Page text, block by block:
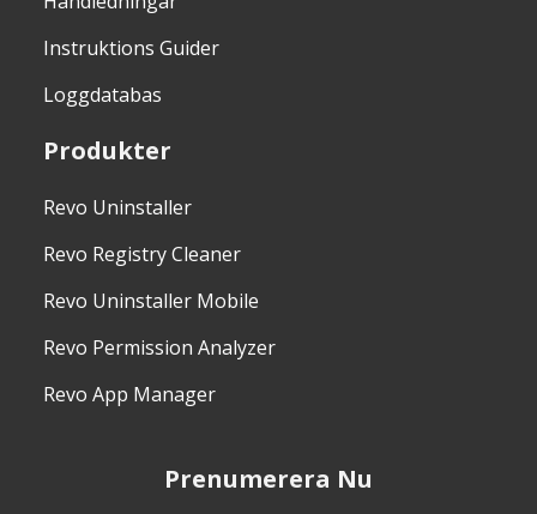
Instruktions Guider
Loggdatabas
Produkter
Revo Uninstaller
Revo Registry Cleaner
Revo Uninstaller Mobile
Revo Permission Analyzer
Revo App Manager
Prenumerera Nu